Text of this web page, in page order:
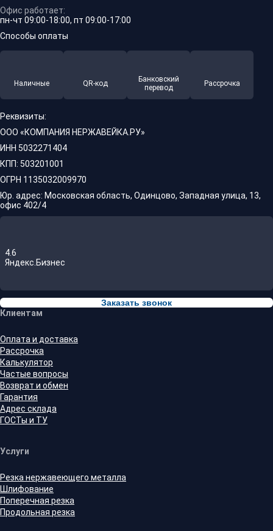
Офис работает:
пн-чт 09:00-18:00, пт 09:00-17:00
Способы оплаты
Наличные QR-код
Банковский
перевод
Рассрочка
Реквизиты:
ООО «КОМПАНИЯ НЕРЖАВЕЙКА.РУ»
ИНН 5032271404
КПП: 503201001
ОГРН 1135032009970
Юр. адрес: Московская область, Одинцово, Западная улица, 13,
офис 402/4
4.6
Яндекс.Бизнес
Заказать звонок
Клиентам
Оплата и доставка
Рассрочка
Калькулятор
Частые вопросы
Возврат и обмен
Гарантия
Адрес склада
ГОСТы и ТУ
Услуги
Резка нержавеющего металла
Шлифование
Поперечная резка
Продольная резка